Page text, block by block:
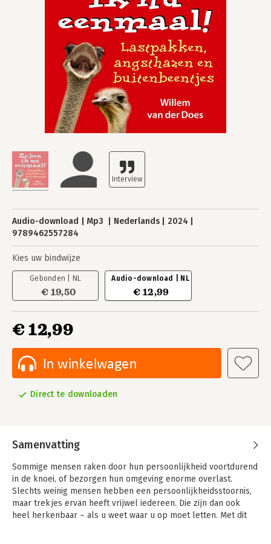
Audio-download Mp3 Nederlands
2024
9789462557284
Kies uw bindwijze
Gebonden | NL
€ 19,50
Audio-download | NL
€ 12,99
€ 12,99
In winkelwagen
Direct te downloaden
Samenvatting
Sommige mensen raken door hun persoonlijkheid voortdurend
in de knoei, of bezorgen hun omgeving enorme overlast.
Slechts weinig mensen hebben een persoonlijkheidsstoornis,
maar trekjes ervan heeft vrijwel iedereen. Die zijn dan ook
heel herkenbaar – als u weet waar u op moet letten. Met dit